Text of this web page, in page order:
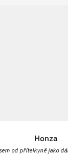
Honza
od přítelkyně jako